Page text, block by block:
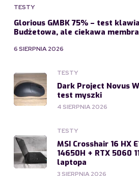
TESTY
Glorious GMBK 75% – test
Budżetowa, ale ciekawa
6 SIERPNIA 2026
TESTY
Dark Project Novus
test myszki
4 SIERPNIA 2026
TESTY
MSI Crosshair 16 HX
14650H + RTX 5060
laptopa
3 SIERPNIA 2026